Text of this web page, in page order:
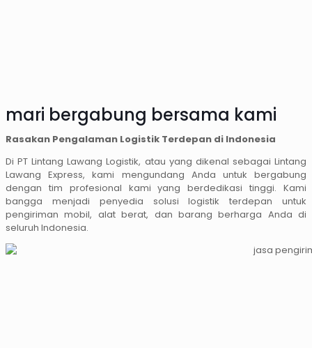
mari bergabung bersama kami
Rasakan Pengalaman Logistik Terdepan di Indonesia
Di PT Lintang Lawang Logistik, atau yang dikenal sebagai Lintang
Lawang Express, kami mengundang Anda untuk bergabung
dengan tim profesional kami yang berdedikasi tinggi. Kami
bangga menjadi penyedia solusi logistik terdepan untuk
pengiriman mobil, alat berat, dan barang berharga Anda di
seluruh Indonesia.